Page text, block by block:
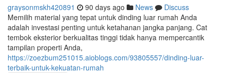
graysonmskh420891 90 days ago News
Discuss
Memilih material yang tepat untuk dinding luar rumah Anda
adalah investasi penting untuk ketahanan jangka panjang. Cat
tembok eksterior berkualitas tinggi tidak hanya mempercantik
tampilan properti Anda,
https://zoezbum251015.aioblogs.com/93805557/dinding-luar-
terbaik-untuk-kekuatan-rumah